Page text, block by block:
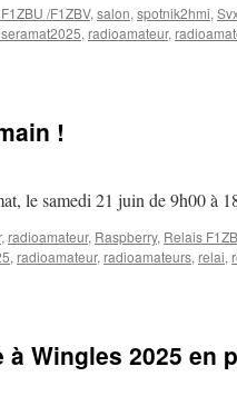
/F1ZBV, salon, spotnik2hmi,
, radioamateur,
!
le samedi 21 juin de 9h00 à
, radioamateur, Raspberry, Relais
, radioamateur, radioamateurs, relai,
Wingles 2025 en